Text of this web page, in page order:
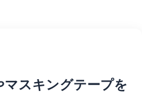
スキングテープを